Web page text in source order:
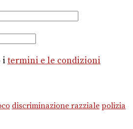
i termini e le condizioni
discriminazione razziale polizia